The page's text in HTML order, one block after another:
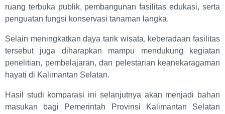
ruang terbuka publik, pembangunan fasilitas edukasi, serta
penguatan fungsi konservasi tanaman langka.
Selain meningkatkan daya tarik wisata, keberadaan fasilitas
tersebut juga diharapkan mampu mendukung kegiatan
penelitian, pembelajaran, dan pelestarian keanekaragaman
hayati di Kalimantan Selatan.
Hasil studi komparasi ini selanjutnya akan menjadi bahan
masukan bagi Pemerintah Provinsi Kalimantan Selatan